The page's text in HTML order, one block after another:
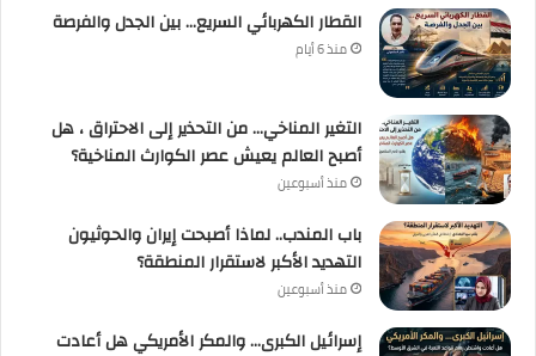
القطار الكهربائي السريع… بين الجدل والفرصة
منذ 6 أيام
التغير المناخي… من التحذير إلى الاحتراق ، هل
أصبح العالم يعيش عصر الكوارث المناخية؟
منذ أسبوعين
باب المندب.. لماذا أصبحت إيران والحوثيون
التهديد الأكبر لاستقرار المنطقة؟
منذ أسبوعين
إسرائيل الكبرى… والمكر الأمريكي هل أعادت